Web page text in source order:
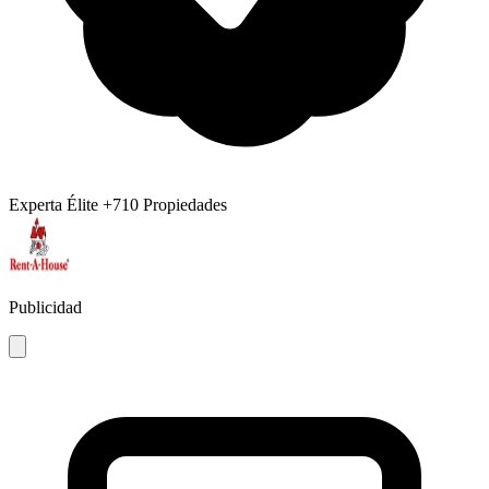
Experta Élite +710 Propiedades
Publicidad